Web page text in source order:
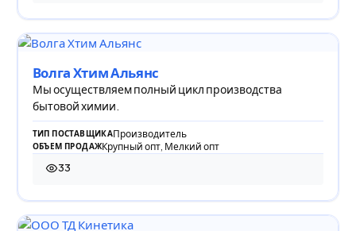
Волга Хтим Альянс
Мы осуществляем полный цикл производства
бытовой химии.
ТИП ПОСТАВЩИКАПроизводитель
ОБЪЕМ ПРОДАЖКрупный опт, Мелкий опт
33
33 просмотра